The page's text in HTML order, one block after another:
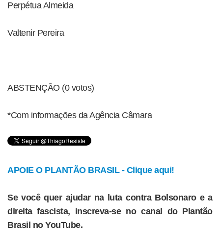
Perpétua Almeida
Valtenir Pereira
ABSTENÇÃO (0 votos)
*Com informações da Agência Câmara
APOIE O PLANTÃO BRASIL - Clique aqui!
Se você quer ajudar na luta contra Bolsonaro e a
direita fascista, inscreva-se no canal do Plantão
Brasil no YouTube.